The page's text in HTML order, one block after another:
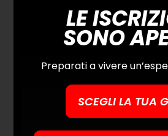
MAIN SPONSOR
LE
SONO
Preparati a vivere
SCEGLI LA TUA